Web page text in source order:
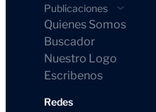
Publicaciones
Quienes Somos
Buscador
Nuestro Logo
Escribenos
Redes